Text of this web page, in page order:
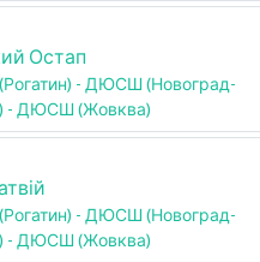
Остап
- ДЮСШ (Новоград-
- ДЮСШ (Жовква)
- ДЮСШ (Новоград-
- ДЮСШ (Жовква)